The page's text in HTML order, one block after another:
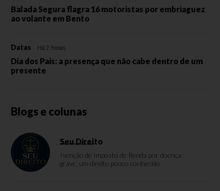
Balada Segura flagra 16 motoristas por embriaguez
ao volante em Bento
Datas Há 2 horas
Dia dos Pais: a presença que não cabe dentro de um
presente
Blogs e colunas
Seu Direito
Isenção de Imposto de Renda por doença
grave: um direito pouco conhecido